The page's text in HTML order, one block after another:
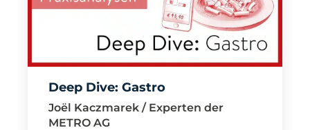
Deep Dive: Gastro
Joël Kaczmarek / Experten der
METRO AG